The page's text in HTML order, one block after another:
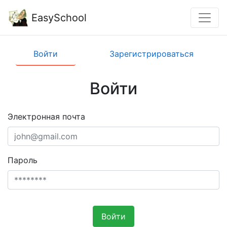
EasySchool
Войти Зарегистрироваться
Войти
Электронная почта
Пароль